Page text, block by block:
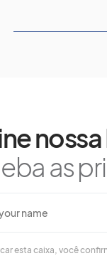
as
esta caixa, você